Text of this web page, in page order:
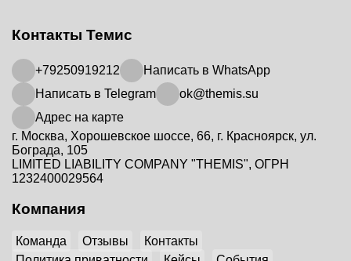
Контакты Темис
+79250919212
Написать в WhatsApp
Написать в Telegram
ok@themis.su
Адрес на карте
г. Москва, Хорошевское шоссе, 66, г. Красноярск, ул.
Бограда, 105
LIMITED LIABILITY COMPANY "THEMIS", ОГРН
1232400029564
Компания
Команда Отзывы
Контакты